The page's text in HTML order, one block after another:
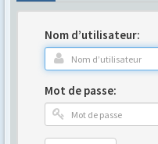
Nom d’utilisateur:
Mot de passe: